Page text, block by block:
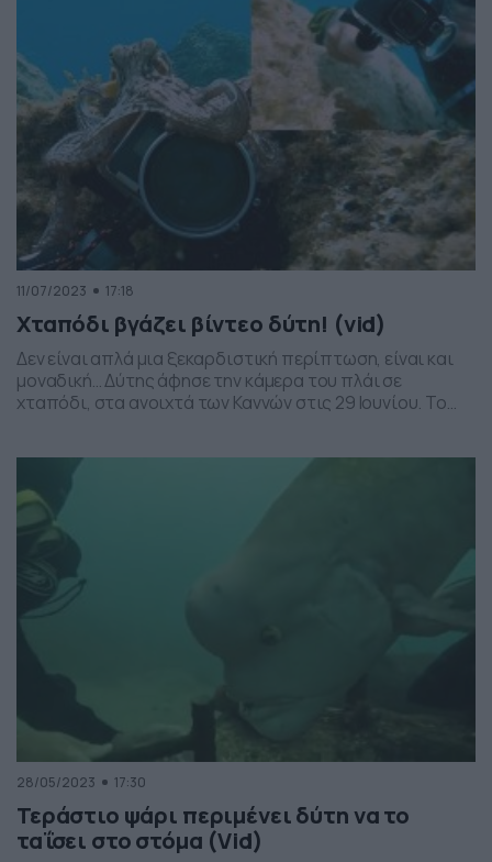
11/07/2023 17:18
Χταπόδι βγάζει βίντεο δύτη! (vid)
Δεν είναι απλά μια ξεκαρδιστική περίπτωση, είναι και
μοναδική… Δύτης άφησε την κάμερα του πλάι σε
χταπόδι, στα ανοιχτά των Καννών στις 29 Ιουνίου. Το
κινηματογραφούσε… Δείτε το βίντεο:
28/05/2023 17:30
Τεράστιο ψάρι περιμένει δύτη να το
ταΐσει στο στόμα (Vid)